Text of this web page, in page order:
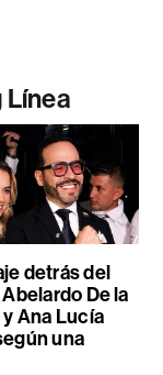
Línea
detrás del
De la
Ana Lucía
una